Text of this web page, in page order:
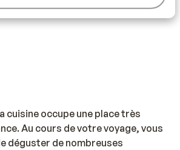
cuisine occupe une place très
Au cours de votre voyage, vous
déguster de nombreuses